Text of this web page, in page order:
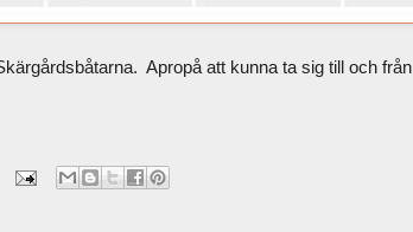
Apropå att kunna ta sig till och från